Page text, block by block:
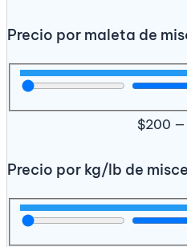
Precio por maleta de
$200 —
Precio por kg/lb de